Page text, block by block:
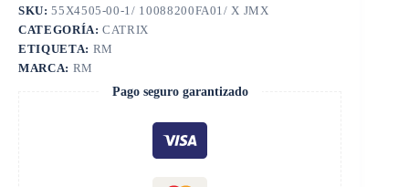
SKU:55X4505-00-1/ 10088200FA01/ X JMX
CATEGORÍA:CATRIX
ETIQUETA: RM
MARCA: RM
Pago seguro garantizado